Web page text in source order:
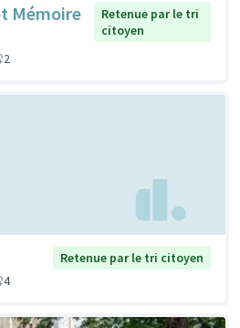
Mémoire
Retenue par le tri
citoyen
2
Retenue par le tri citoyen
4